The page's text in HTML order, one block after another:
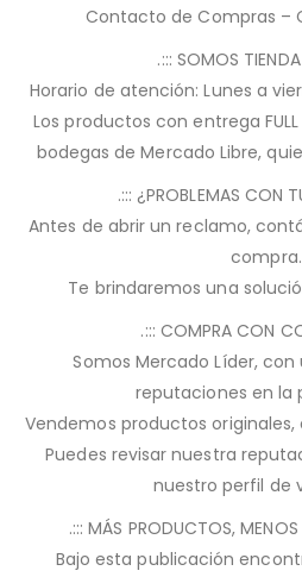
Contacto de Compras –
.::: SOMOS
Horario de atención: Lunes a
Los productos con entrega
bodegas de Mercado Libre,
.::: ¿PROBLEMAS CON
Antes de abrir un reclamo,
compra.
Te brindaremos una
.::: COMPRA CON
Somos Mercado Líder,
reputaciones en la
Vendemos productos
Puedes revisar nuestra
nuestro perfil de
.::: MÁS PRODUCTOS,
Bajo esta publicación